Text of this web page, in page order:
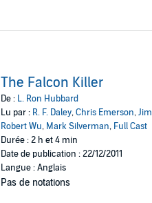
The Falcon Killer
De : L. Ron Hubbard
Lu par : R. F. Daley,Chris Emerson,
Robert Wu, Mark Silverman, Full Cast
Durée : 2 h et 4 min
Date de publication : 22/12/2011
Langue : Anglais
Pas de notations